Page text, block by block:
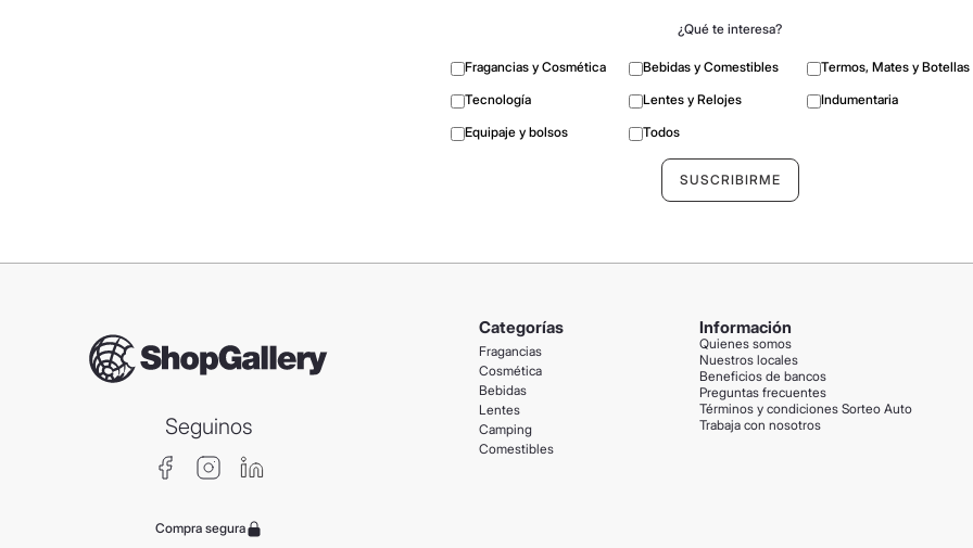
¿Qué te interesa?
Fragancias y Cosmética Bebidas y Comestibles
Termos, Mates y Botellas
Tecnología
Lentes y Relojes
Indumentaria
Equipaje y bolsos
Todos
Seguinos
Compra segura
Categorías
Fragancias
Cosmética
Bebidas
Lentes
Camping
Comestibles
Información
Quienes somos
Nuestros locales
Beneficios de bancos
Preguntas frecuentes
Términos y condiciones Sorteo Auto
Trabaja con nosotros